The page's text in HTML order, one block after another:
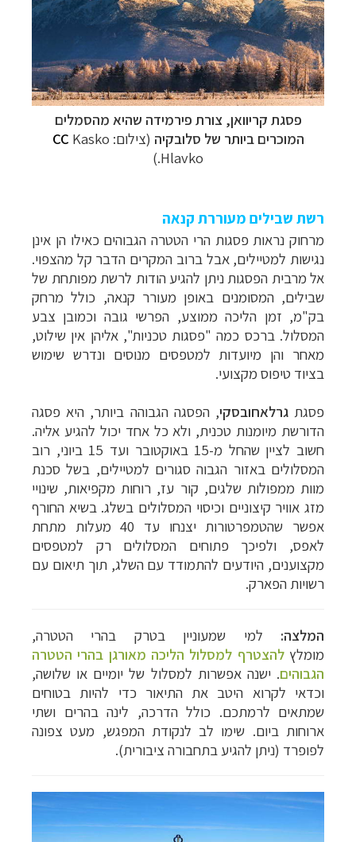
פסגת קריוואן, צורת פירמידה שהיא מהסמלים
המוכרים ביותר של סלובקיה (צילום: CC Kasko
Hlavko.
)
רשת שבילים מעוררת קנאה
מרחוק נראות פסגות הרי הטטרה הגבוהים כאילו הן אינן
נגישות למטיילים, אבל ברוב המקרים הדבר קל מהצפוי.
אל מרבית הפסגות ניתן להגיע הודות לרשת מפותחת של
שבילים, המסומנים באופן מעורר קנאה, כולל מרחק
בק"מ, זמן הליכה ממוצע, הפרשי גובה וכמובן צבע
המסלול. ברכס כמה "פסגות טכניות", אליהן אין שילוט,
מאחר והן מיועדות למטפסים מנוסים ונדרש שימוש
בציוד טיפוס מקצועי.
פסגתגרלאחובסקי, הפסגה הגבוהה ביותר, היא פסגה
הדורשת מיומנות טכנית, ולא כל אחד יכול להגיע אליה.
חשוב לציין שהחל מ-15 באוקטובר ועד 15 ביוני, רוב
המסלולים באזור הגבוה סגורים למטיילים, בשל סכנת
מוות ממפולות שלגים, קור עז, רוחות מקפיאות, שינויי
מזג אוויר קיצוניים וכיסוי המסלולים בשלג. בשיא החורף
אפשר שהטמפרטורות יצנחו עד 40 מעלות מתחת
לאפס, ולפיכך פתוחים המסלולים רק למטפסים
מקצוענים, היודעים להתמודד עם השלג, תוך תיאום עם
רשויות הפארק.
המלצה: למי שמעוניין בטרק בהרי הטטרה,
מומלץלהצטרף למסלול הליכה מאורגן בהרי הטטרה
הגבוהים. ישנה אפשרות למסלול של יומיים או שלושה,
וכדאי לקרוא היטב את התיאור כדי להיות בטוחים
שמתאים לרמתכם. כולל הדרכה, לינה בהרים ושתי
ארוחות ביום. שימו לב לנקודת המפגש, מעט צפונה
לפופרד (ניתן להגיע בתחבורה ציבורית).